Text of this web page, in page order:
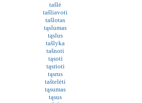
tašlė
tašliavoti
tašlotas
tąslumas
tąslus
tašlyka
tašnoti
tąsoti
tąsrioti
tąsrus
taštelėti
tąsumas
tąsus